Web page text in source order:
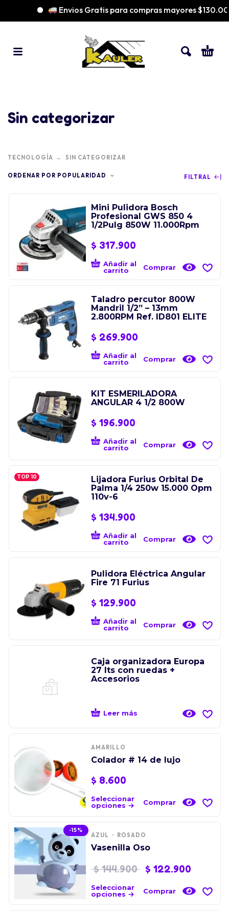
Envios Gratis para compras mayores $130.000
Sin categorizar
TECNOLOGÍA SIN CATEGORIZAR
ORDENAR POR POPULARIDAD FILTRAL
Mini Pulidora Bosch
Profesional GWS 850 4
1/2Pulg 850W 11.000Rpm
$ 317.900
Añadir al
carrito
Comprar
Taladro percutor 800W
Mandril 1/2” – 13mm
2.800RPM Ref. ID801 ELITE
$ 269.900
Añadir al
carrito
Comprar
KIT ESMERILADORA
ANGULAR 4 1/2 800W
$ 196.900
Añadir al
carrito
Comprar
TOP 10
Lijadora Furius Orbital De
Palma 1/4 250w 15.000 Opm
110v-6
$ 134.900
Añadir al
carrito
Comprar
Pulidora Eléctrica Angular
Fire 71 Furius
$ 129.900
Añadir al
carrito
Comprar
Caja organizadora Europa
27 lts con ruedas +
Accesorios
Leer más
AMARILLO
Colador # 14 de lujo
$ 8.600
Seleccionar
opciones
Comprar
-15%
AZUL ROSADO
Vasenilla Oso
$144.900 $ 122.900
Seleccionar
opciones
Comprar